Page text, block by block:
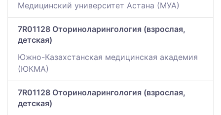
Медицинский университет Астана (МУА)
7R01128 Оториноларингология (взрослая,
детская)
Южно-Казахстанская медицинская академия
(ЮКМА)
7R01128 Оториноларингология (взрослая,
детская)